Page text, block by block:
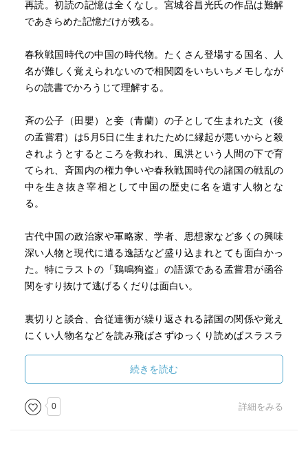
再読。初読の記憶は全くなし。宮城谷昌光氏の作品は難解
であきらめた記憶だけが残る。
春秋戦国時代の中国の時代物。たくさん登場する国名、人
名が難しく覚えられないので相関図をいちいちメモしなが
らの読書でかろうじて理解する。
斉の公子（田嬰）と妾（青蘭）の子として生まれた文（後
の孟嘗君）は5月5日に生まれたために縁起が悪いからと殺
されようとするところを救われ、風洪という人間の下で育
てられ、斉国内の権力争いや春秋戦国時代の諸国の戦乱の
中を生き抜き宰相として中国の歴史に名を遺す人物とな
る。
古代中国の政治家や軍略家、学者、思想家など多くの興味
深い人物と現代に遺る逸話など盛り込まれとても面白かっ
た。特にラストの「鶏鳴狗盗」の語源である孟嘗君が函谷
関をすり抜けて逃げるくだりは面白い。
裏切りと談合、合従連衡が繰り返される諸国の関係や覚え
にくい人物名などを読み飛ばさずゆっくり読めばスラスラ
続きを読む
0 詳細をみる